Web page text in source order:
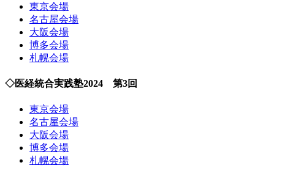
東京会場
名古屋会場
大阪会場
博多会場
札幌会場
◇医経統合実践塾2024 第3回
東京会場
名古屋会場
大阪会場
博多会場
札幌会場